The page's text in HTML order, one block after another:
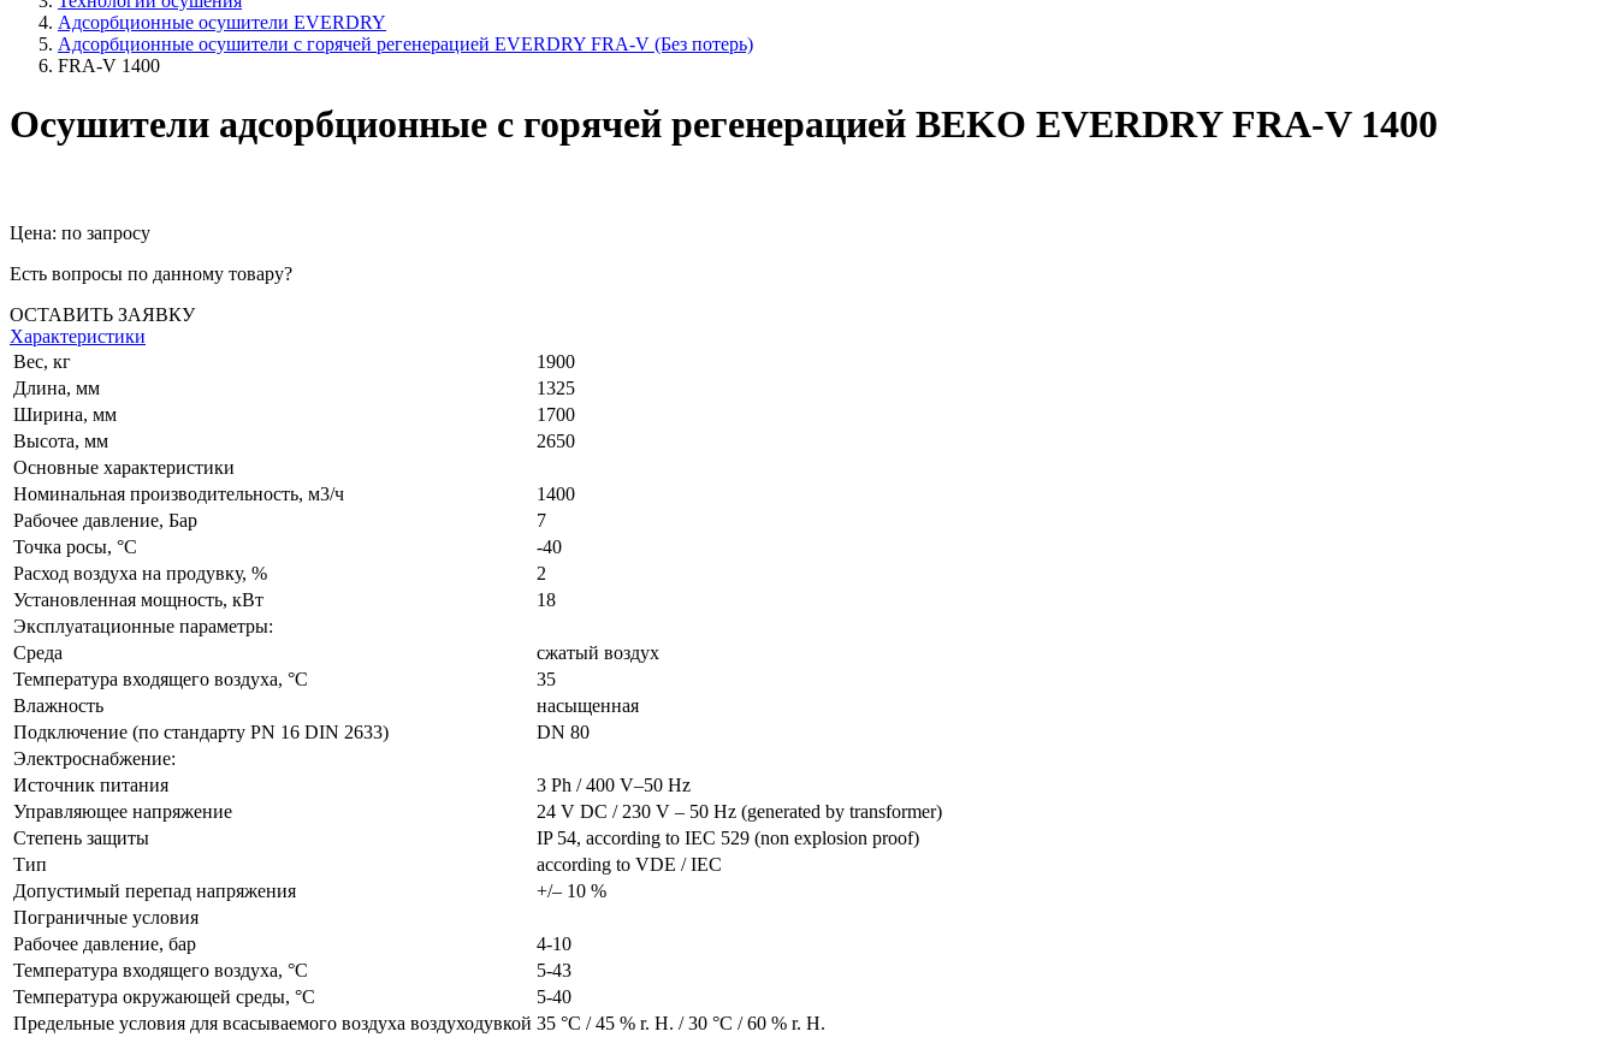
Адсорбционные осушители EVERDRY
Адсорбционные осушители с горячей регенерацией EVERDRY FRA-V (Без потерь)
FRA-V 1400
Осушители адсорбционные с горячей регенерацией BEKO EVERDRY FRA-V 1400
Цена: по запросу
Есть вопросы по данному товару?
ОСТАВИТЬ ЗАЯВКУ
Характеристики
Вес, кг
1900
Длина, мм
1325
Ширина, мм
1700
Высота, мм
2650
Основные характеристики
Номинальная производительность, м3/ч
1400
Рабочее давление, Бар
7
Точка росы, °C
-40
Расход воздуха на продувку, %
2
Установленная мощность, кВт
18
Эксплуатационные параметры:
Среда
сжатый воздух
Температура входящего воздуха, °C
35
Влажность
насыщенная
Подключение (по стандарту PN 16 DIN 2633)
DN 80
Электроснабжение:
Источник питания
3 Ph / 400 V–50 Hz
Управляющее напряжение
24 V DC / 230 V – 50 Hz (generated by transformer)
Степень защиты
IP 54, according to IEC 529 (non explosion proof)
Тип
according to VDE / IEC
Допустимый перепад напряжения
+/– 10 %
Пограничные условия
Рабочее давление, бар
4-10
Температура входящего воздуха, °C
5-43
Температура окружающей среды, °C
5-40
Предельные условия для всасываемого воздуха воздуходувкой 35 °C / 45 % r. H. / 30 °C / 60 % r. H.